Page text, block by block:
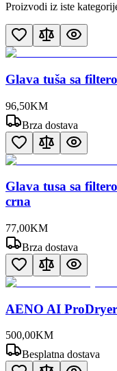
Proizvodi iz iste
Glava tuša sa
96,50KM
Brza dostava
Glava tusa sa
crna
77,00KM
Brza dostava
AENO AI
500,00KM
Besplatna dostava